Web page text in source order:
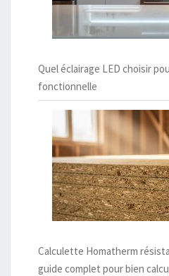
Quel éclairage LED choisir
fonctionnelle
Calculette Homatherm
guide complet pour bien